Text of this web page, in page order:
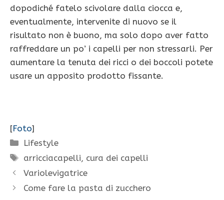
dopodiché fatelo scivolare dalla ciocca e,
eventualmente, intervenite di nuovo se il
risultato non è buono, ma solo dopo aver fatto
raffreddare un po’ i capelli per non stressarli. Per
aumentare la tenuta dei ricci o dei boccoli potete
usare un apposito prodotto fissante.
[Foto]
Categorie
Lifestyle
Tag
arricciacapelli, cura dei capelli
Variolevigatrice
Come fare la pasta di zucchero